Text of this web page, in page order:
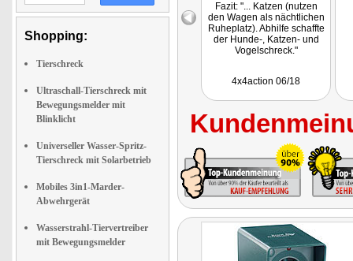
Shopping:
Tierschreck
Ultraschall-Tierschreck mit
Bewegungsmelder mit
Blinklicht
Universeller Wasser-Spritz-
Tierschreck mit Solarbetrieb
Mobiles 3in1-Marder-
Abwehrgerät
Wasserstrahl-Tiervertreiber
mit Bewegungsmelder
Fazit: "... Katzen (nutzen
den Wagen als nächtlichen
Ruheplatz). Abhilfe schaffte
der Hunde-, Katzen- und
Vogelschreck."
4x4action 06/18